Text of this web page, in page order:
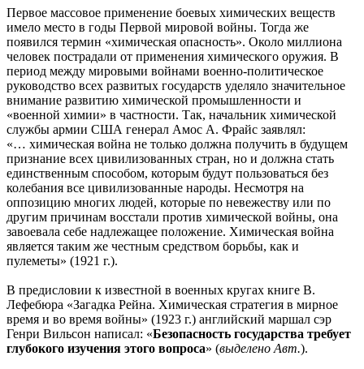
Первое массовое применение боевых химических веществ
имело место в годы Первой мировой войны. Тогда же
появился термин «химическая опасность». Около миллиона
человек пострадали от применения химического оружия. В
период между мировыми войнами военно-политическое
руководство всех развитых государств уделяло значительное
внимание развитию химической промышленности и
«военной химии» в частности. Так, начальник химической
службы армии США генерал Амос А. Фрайс заявлял:
«… химическая война не только должна получить в будущем
признание всех цивилизованных стран, но и должна стать
единственным способом, которым будут пользоваться без
колебания все цивилизованные народы. Несмотря на
оппозицию многих людей, которые по невежеству или по
другим причинам восстали против химической войны, она
завоевала себе надлежащее положение. Химическая война
является таким же честным средством борьбы, как и
пулеметы» (1921 г.).
В предисловии к известной в военных кругах книге В.
Лефебюра «Загадка Рейна. Химическая стратегия в мирное
время и во время войны» (1923 г.) английский маршал сэр
Генри Вильсон написал: «Безопасность государства требует
глубокого изучения этого вопроса» (выделено Авт.).